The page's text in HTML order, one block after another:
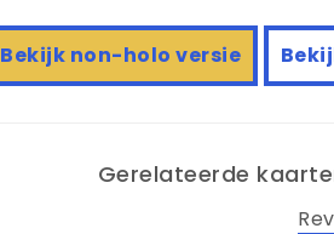
Bekijk non-holo versie
Gerelateerde